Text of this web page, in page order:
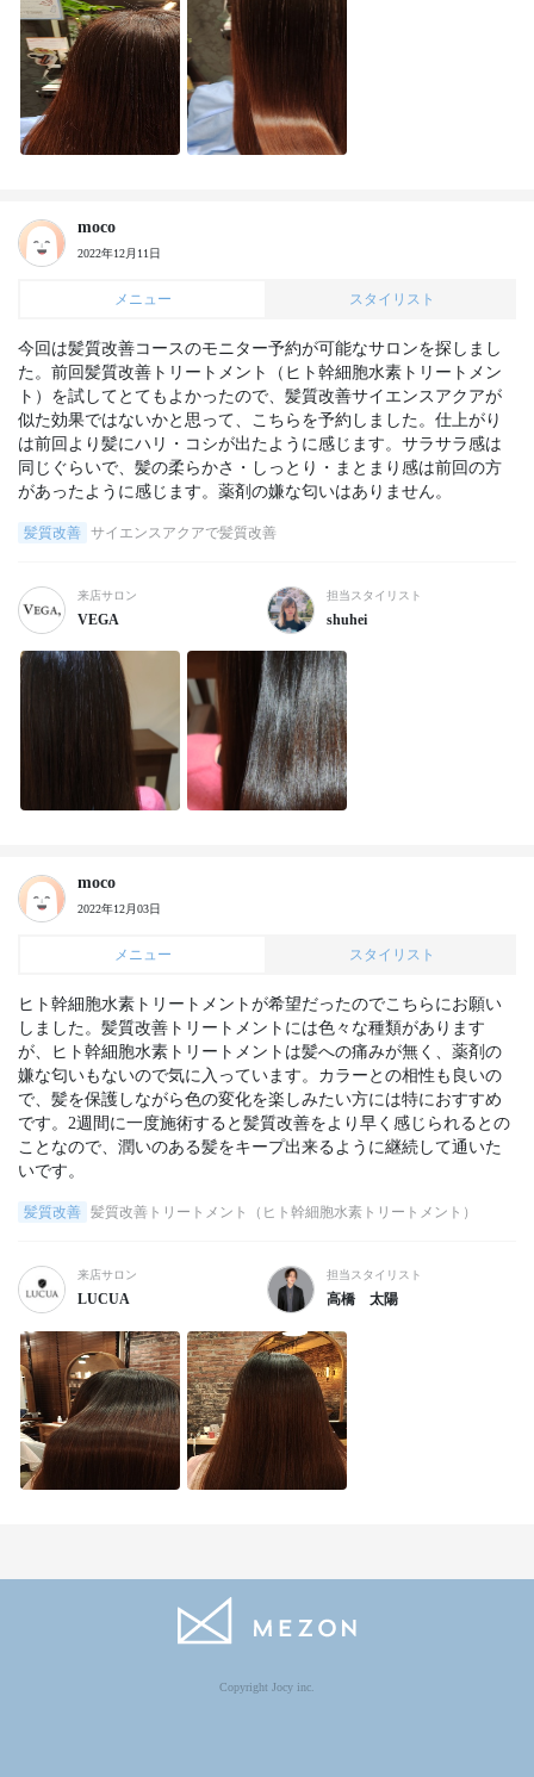
moco
2022年12月11日
メニュー スタイリスト
今回は髪質改善コースのモニター予約が可能なサロンを探しまし
た。前回髪質改善トリートメント（ヒト幹細胞水素トリートメン
ト）を試してとてもよかったので、髪質改善サイエンスアクアが
似た効果ではないかと思って、こちらを予約しました。仕上がり
は前回より髪にハリ・コシが出たように感じます。サラサラ感は
同じぐらいで、髪の柔らかさ・しっとり・まとまり感は前回の方
があったように感じます。薬剤の嫌な匂いはありません。
髪質改善 サイエンスアクアで髪質改善
来店サロン
VEGA
担当スタイリスト
shuhei
moco
2022年12月03日
メニュー スタイリスト
ヒト幹細胞水素トリートメントが希望だったのでこちらにお願い
しました。髪質改善トリートメントには色々な種類があります
が、ヒト幹細胞水素トリートメントは髪への痛みが無く、薬剤の
嫌な匂いもないので気に入っています。カラーとの相性も良いの
で、髪を保護しながら色の変化を楽しみたい方には特におすすめ
です。2週間に一度施術すると髪質改善をより早く感じられるとの
ことなので、潤いのある髪をキープ出来るように継続して通いた
いです。
髪質改善 髪質改善トリートメント（ヒト幹細胞水素トリートメント）
来店サロン
LUCUA
担当スタイリスト
高橋 太陽
Copyright Jocy inc.